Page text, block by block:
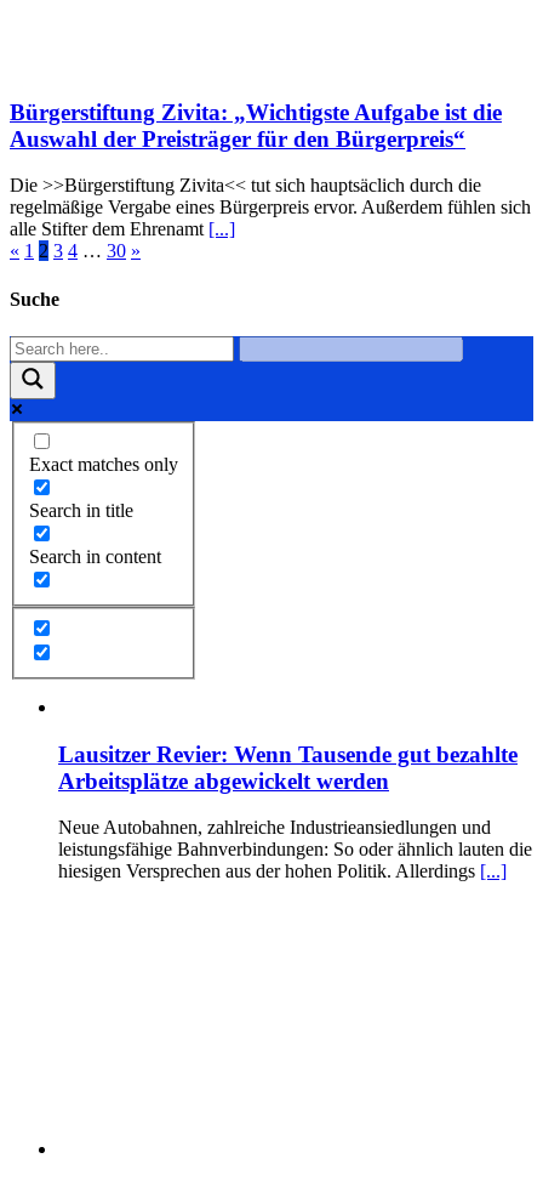
Bürgerstiftung Zivita: „Wichtigste Aufgabe ist die
Auswahl der Preisträger für den Bürgerpreis“
Die >>Bürgerstiftung Zivita<< tut sich hauptsäclich durch die
regelmäßige Vergabe eines Bürgerpreis ervor. Außerdem fühlen sich
alle Stifter dem Ehrenamt [...]
« 1 2 3 4 … 30 »
Suche
Exact matches only
Search in title
Search in content
Lausitzer Revier: Wenn Tausende gut bezahlte
Arbeitsplätze abgewickelt werden
Neue Autobahnen, zahlreiche Industrieansiedlungen und
leistungsfähige Bahnverbindungen: So oder ähnlich lauten die
hiesigen Versprechen aus der hohen Politik. Allerdings [...]